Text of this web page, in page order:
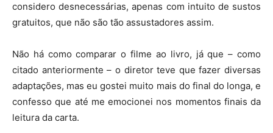
considero desnecessárias, apenas com intuito de sustos
gratuitos, que não são tão assustadores assim.
Não há como comparar o filme ao livro, já que – como
citado anteriormente – o diretor teve que fazer diversas
adaptações, mas eu gostei muito mais do final do longa, e
confesso que até me emocionei nos momentos finais da
leitura da carta.